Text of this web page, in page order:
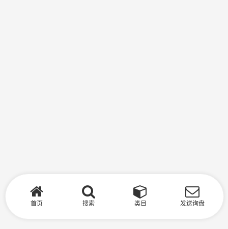
首页 搜索 类目 发送询盘